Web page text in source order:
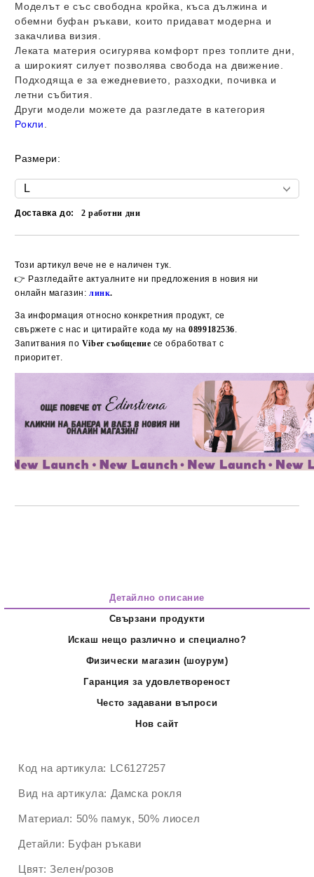
Моделът е със свободна кройка, къса дължина и
обемни буфан ръкави, които придават модерна и
закачлива визия.
Леката материя осигурява комфорт през топлите дни,
а широкият силует позволява свобода на движение.
Подходяща е за ежедневието, разходки, почивка и
летни събития.
Други модели можете да разгледате в категория
Рокли
Размери:
Доставка до: 2работни дни
Този артикул вече не е наличен тук.
👉 Разгледайте актуалните ни предложения в новия ни
онлайн магазин: линк.
За информация относно конкретния продукт, се
свържете с нас и цитирайте кода му на0899182536
Запитвания по Viber съобщение се обработват с
приоритет.
Детайлно описание
Свързани продукти
Искаш нещо различно и специално?
Физически магазин (шоурум)
Гаранция за удовлетвореност
Често задавани въпроси
Нов сайт
Код на артикула: LC6127257
Вид на артикула: Дамска рокля
Материал: 50% памук, 50% лиосел
Детайли: Буфан ръкави
Цвят: Зелен/розов